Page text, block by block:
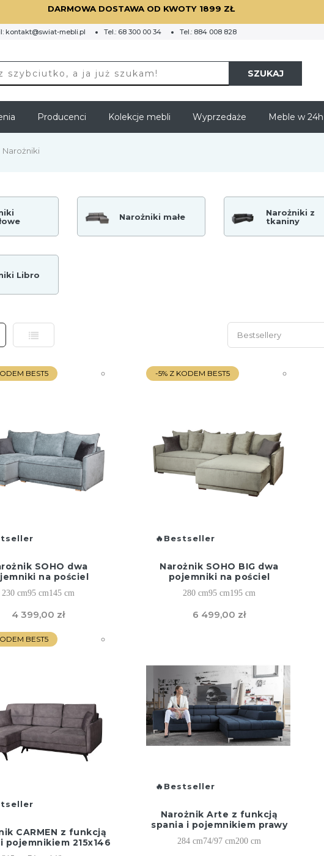
DARMOWA DOSTAWA OD KWOTY 1899 ZŁ
kontakt@swiat-mebli.pl Tel.: 68 300 00 34 Tel.: 884 008 828
SZUKAJ
Producenci Kolekcje mebli Wyprzedaże Meble w 24h
Narożniki
Narożniki małe
Narożniki z
tkaniny
Libro
Lista
BEST5
SOHO dwa
na pościel
230 cm95 cm145 cm
4 399,00 zł
-5% Z KODEM BEST5
Bestseller
Narożnik SOHO BIG dwa
pojemniki na pościel
280 cm95 cm195 cm
6 499,00 zł
BEST5
CARMEN z funkcją
pojemnikiem 215x146
Bestseller
Narożnik Arte z funkcją
spania i pojemnikiem prawy
284 cm74/97 cm200 cm